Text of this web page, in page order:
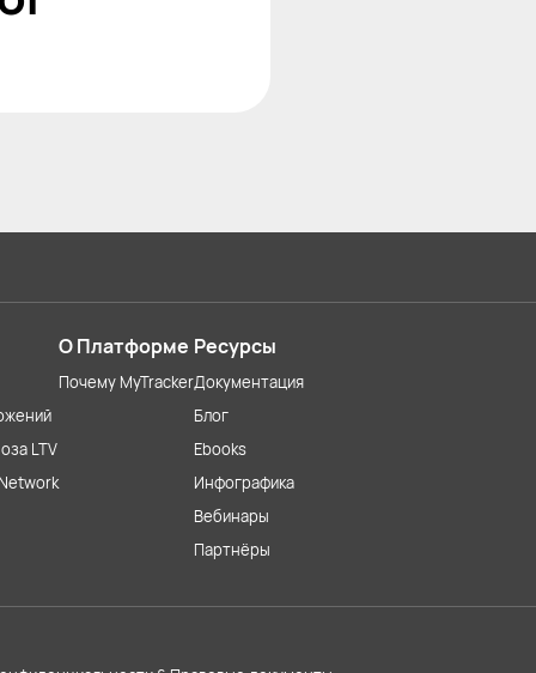
LTV
О Платформе
Почему MyTracker
Ресурсы
Документация
Блог
Ebooks
Инфографика
Вебинары
Партнёры